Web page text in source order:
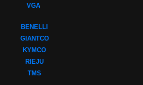
VGA
BENELLI
GIANTCO
KYMCO
RIEJU
TMS